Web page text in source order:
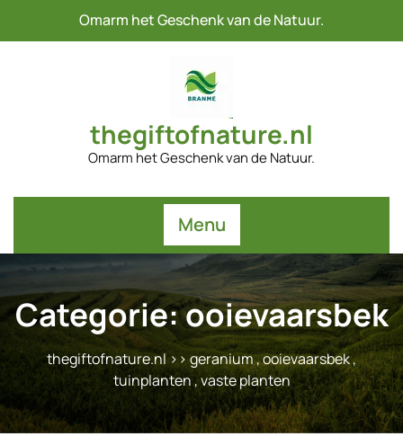
Omarm het Geschenk van de Natuur.
thegiftofnature.nl
Omarm het Geschenk van de Natuur.
Menu
Categorie:ooievaarsbek
thegiftofnature.nl>>geranium,ooievaarsbek,
tuinplanten,vaste planten